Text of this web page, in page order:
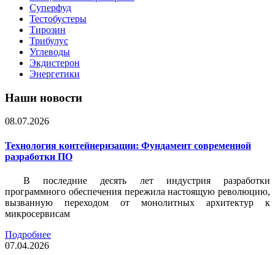
Суперфуд
Тестобустеры
Тирозин
Трибулус
Углеводы
Экдистерон
Энергетики
Наши новости
08.07.2026
Технология контейнеризации: Фундамент современной
разработки ПО
В последние десять лет индустрия разработки
программного обеспечения пережила настоящую революцию,
вызванную переходом от монолитных архитектур к
микросервисам
Подробнее
07.04.2026